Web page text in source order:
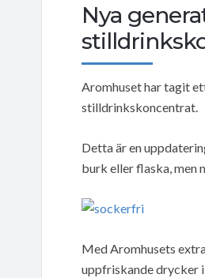
Nya
Aromhuset har tagit
stilldrinkskoncentrat.
Detta är en
burk eller flaska, men
Med Aromhusets
uppfriskande drycker